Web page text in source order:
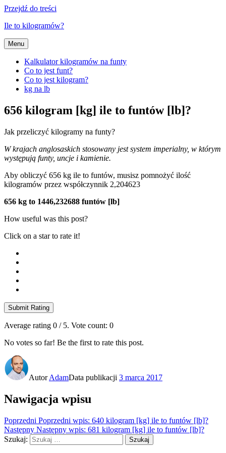
Przejdź do treści
Ile to kilogramów?
Menu
Kalkulator kilogramów na funty
Co to jest funt?
Co to jest kilogram?
kg na lb
656 kilogram [kg] ile to funtów [lb]?
Jak przeliczyć kilogramy na funty?
W krajach anglosaskich stosowany jest system imperialny, w którym
występują funty, uncje i kamienie.
Aby obliczyć 656 kg ile to funtów, musisz pomnożyć ilość
kilogramów przez współczynnik 2,204623
656 kg to 1446,232688 funtów [lb]
How useful was this post?
Click on a star to rate it!
Submit Rating
Average rating 0 / 5. Vote count: 0
No votes so far! Be the first to rate this post.
AutorAdamData publikacji 3 marca 2017
Nawigacja wpisu
Poprzedni Poprzedni wpis: 640 kilogram [kg] ile to funtów [lb]?
Następny Następny wpis: 681 kilogram [kg] ile to funtów [lb]?
Szukaj:
Szukaj